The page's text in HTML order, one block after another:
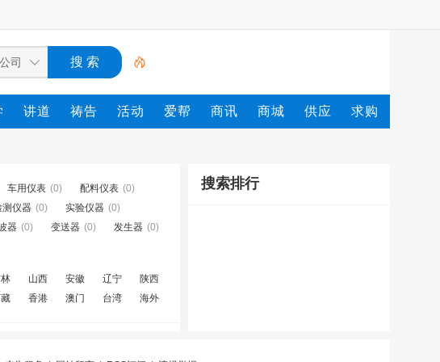
讲道 祷告 活动 爱帮 商讯 商城 供应 求购
车用仪表 (0) 配料仪表 (0)
测仪器 (0) 实验仪器 (0)
器 (0) 变送器 (0) 发生器 (0)
山西 安徽 辽宁
陕西
香港 澳门 台湾 海外
搜索排行